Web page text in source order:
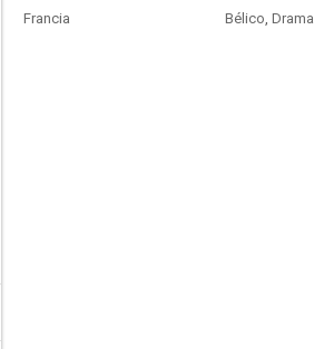
Francia Bélico, Drama